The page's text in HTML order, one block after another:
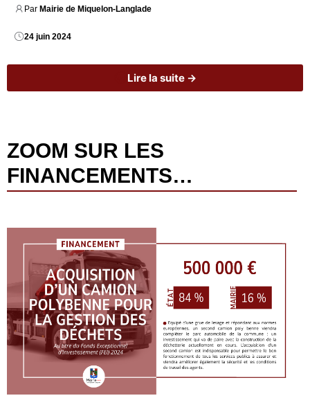
Par Mairie de Miquelon-Langlade
24 juin 2024
Lire la suite →
ZOOM SUR LES
FINANCEMENTS…